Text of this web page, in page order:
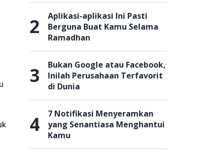
2
Aplikasi-aplikasi Ini Pasti
Berguna Buat Kamu Selama
Ramadhan
3
Bukan Google atau Facebook,
Inilah Perusahaan Terfavorit
di Dunia
4
7 Notifikasi Menyeramkan
yang Senantiasa Menghantui
Kamu